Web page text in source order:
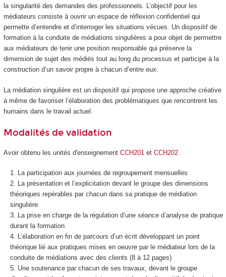
la singularité des demandes des professionnels. L’objectif pour les
médiateurs consiste à ouvrir un espace de réflexion confidentiel qui
permette d’entendre et d’interroger les situations vécues. Un dispositif de
formation à la conduite de médiations singulières a pour objet de permettre
aux médiateurs de tenir une position responsable qui préserve la
dimension de sujet des médiés tout au long du processus et participe à la
construction d’un savoir propre à chacun d’entre eux.
La médiation singulière est un dispositif qui propose une approche créative
à même de favoriser l’élaboration des problématiques que rencontrent les
humains dans le travail actuel.
Modalités de validation
Avoir obtenu les unités d'enseignement CCH201 et CCH202
La participation aux journées de regroupement mensuelles
La présentation et l’explicitation devant le groupe des dimensions
théoriques repérables par chacun dans sa pratique de médiation
singulière
La prise en charge de la régulation d’une séance d’analyse de pratique
durant la formation
L’élaboration en fin de parcours d’un écrit développant un point
théorique lié aux pratiques mises en oeuvre par le médiateur lors de la
conduite de médiations avec des clients (8 à 12 pages)
Une soutenance par chacun de ses travaux, devant le groupe